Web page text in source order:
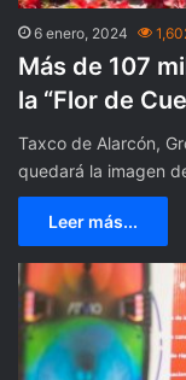
6 enero, 2024
Más de 107
la “Flor de
Taxco de Alarcón,
quedará la imagen
Leer más...